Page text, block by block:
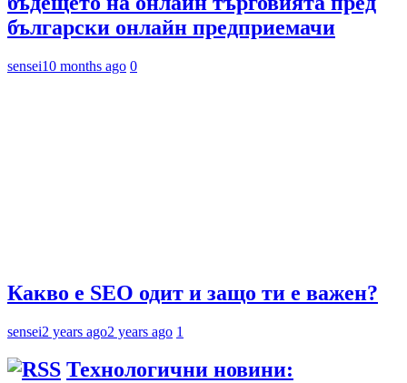
български онлайн предприемачи
sensei10 months ago 0
Какво е SEO одит и защо ти е важен?
sensei2 years ago2 years ago 1
Технологични новини: